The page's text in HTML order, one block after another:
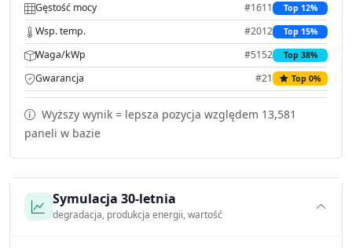
Gęstość mocy #1611 Top 12%
Wsp. temp. #2012 Top 15%
Waga/kWp #5152 Top 38%
Gwarancja #21 Top 0%
Wyższy wynik = lepsza pozycja względem 13,581
paneli w bazie
Symulacja 30-letnia
degradacja, produkcja energii, wartość